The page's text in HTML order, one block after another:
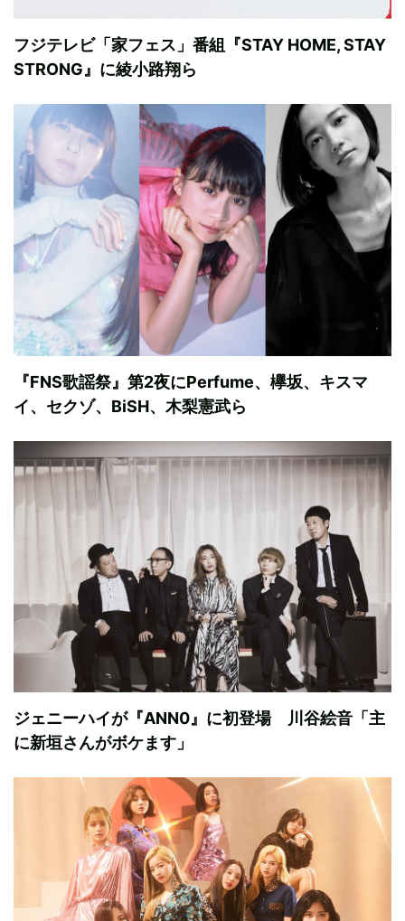
フジテレビ「家フェス」番組『STAY HOME, STAY
STRONG』に綾小路翔ら
『FNS歌謡祭』第2夜にPerfume、欅坂、キスマ
イ、セクゾ、BiSH、木梨憲武ら
ジェニーハイが『ANN0』に初登場 川谷絵音「主
に新垣さんがボケます」